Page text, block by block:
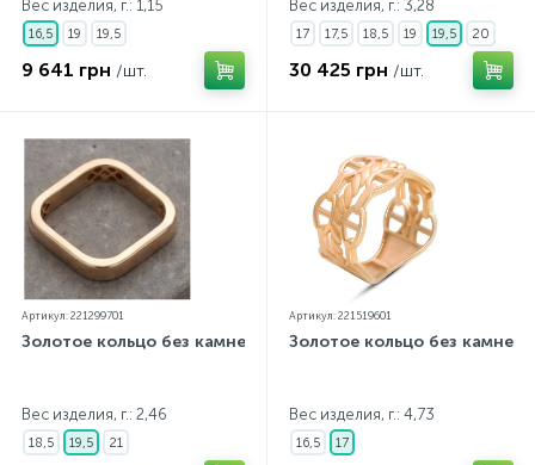
Вес изделия, г.: 1,15
16,5 19 19,5
9 641 грн /шт.
Вес изделия, г.: 3,28
17 17,5 18,5 19 19,5 20
30 425 грн /шт.
Артикул: 221299701
Золотое кольцо без камней
Вес изделия, г.: 2,46
18,5 19,5 21
Артикул: 221519601
Золотое кольцо без камней
Вес изделия, г.: 4,73
16,5 17